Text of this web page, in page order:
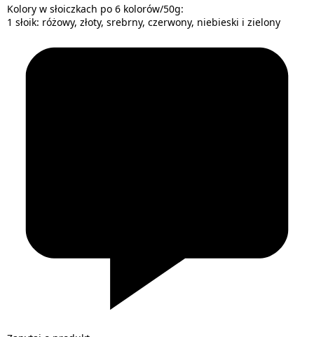
Kolory w słoiczkach po 6 kolorów/50g:
1 słoik: różowy, złoty, srebrny, czerwony, niebieski i zielony